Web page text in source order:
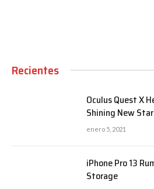
Recientes
Oculus Quest X
Shining New Star
enero 5, 2021
iPhone Pro 13
Storage